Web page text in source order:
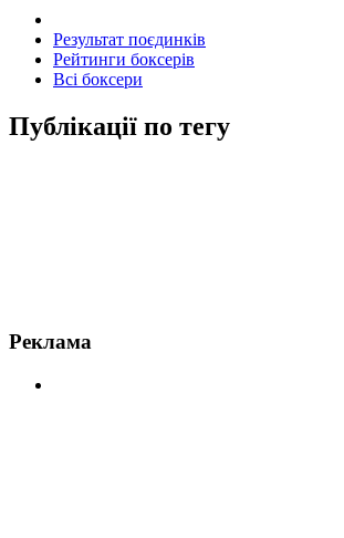
Результат поєдинків
Рейтинги боксерів
Всі боксери
Публікації по тегу
Реклама